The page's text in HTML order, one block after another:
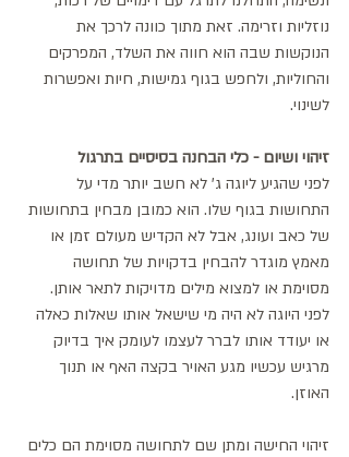
נוזליות וזרימה. זאת מתוך כוונה לרכך את
הנוקשות שבה הוא חווה את השלד, המפרקים
והחוליות, ולחפש בגוף גמישות, חיות ואפשרות
לשינוי.
זיהוי ושיום - כלי הבחנה בסיסיים בתרגול
לפני שהגיע ליוגה ג' לא חשב יותר מדי על
התחושות בגוף שלו. הוא כמובן מבחין בתחושות
של כאב ועונג, אבל לא הקדיש מעולם זמן או
מאמץ מוגדר להבחין בדקויות של תחושה
מסוימת או למצוא מילים מדויקות לתאר אותן.
לפני היוגה לא היה מי שישאל אותו שאלות כאלה
או יעודד אותו לברר לעצמו לעומק איך בדיוק
מרגיש עכשיו מגע האויר בקצה האף או תנוך
האוזן.
זיהוי החישה ומתן שם לתחושה מסוימת הם כלים